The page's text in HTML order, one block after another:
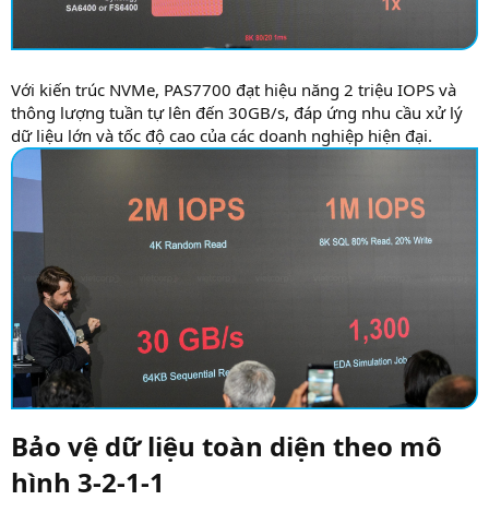
Với kiến trúc NVMe, PAS7700 đạt hiệu năng 2 triệu IOPS và
thông lượng tuần tự lên đến 30GB/s, đáp ứng nhu cầu xử lý
dữ liệu lớn và tốc độ cao của các doanh nghiệp hiện đại.
Bảo vệ dữ liệu toàn diện theo mô
hình 3-2-1-1​